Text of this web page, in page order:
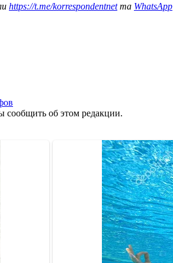
https://t.me/korrespondentnetта WhatsApp
сообщить об этом редакции.